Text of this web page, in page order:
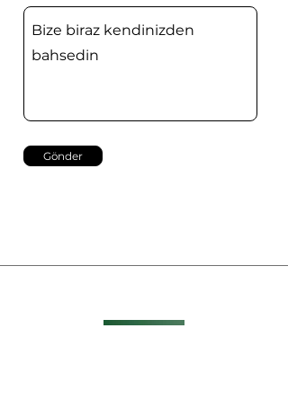
Gönder